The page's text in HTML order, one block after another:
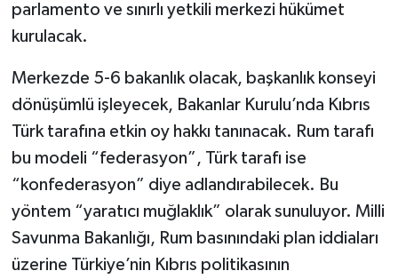
parlamento ve sınırlı yetkili merkezi hükümet
kurulacak.
Merkezde 5-6 bakanlık olacak, başkanlık konseyi
dönüşümlü işleyecek, Bakanlar Kurulu’nda Kıbrıs
Türk tarafına etkin oy hakkı tanınacak. Rum tarafı
bu modeli “federasyon”, Türk tarafı ise
“konfederasyon” diye adlandırabilecek. Bu
yöntem “yaratıcı muğlaklık” olarak sunuluyor. Milli
Savunma Bakanlığı, Rum basınındaki plan iddiaları
üzerine Türkiye’nin Kıbrıs politikasının